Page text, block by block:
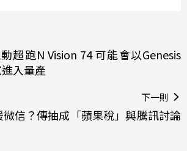
超跑N Vision 74 可能會以Genesis
入量產
下一則
信？傳抽成「蘋果稅」與騰訊討論